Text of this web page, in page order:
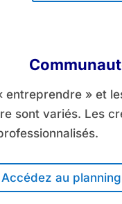
entreprendre » et
sont variés. Les
Accédez au